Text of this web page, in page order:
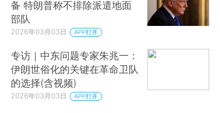
备 特朗普称不排除派遣地面
部队
2026年03月03日 APP打开
专访｜中东问题专家朱兆一：
伊朗世俗化的关键在革命卫队
的选择(含视频)
2026年03月03日 APP打开